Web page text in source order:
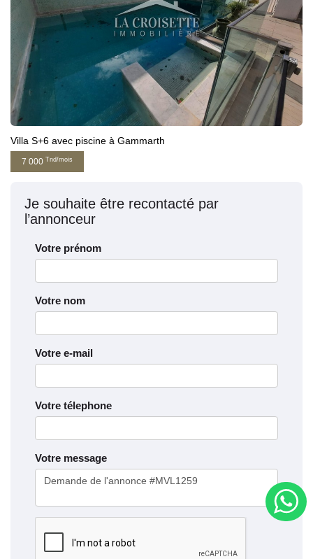
Villa S+6 avec piscine à Gammarth
7 000 Tnd/mois
Je souhaite être recontacté par
l’annonceur
Votre prénom
Votre nom
Votre e-mail
Votre télephone
Votre message